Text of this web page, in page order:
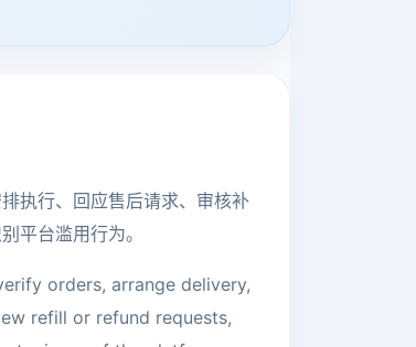
执行、回应售后请求、审核补
平台滥用行为。
orders, arrange delivery,
refill or refund requests,